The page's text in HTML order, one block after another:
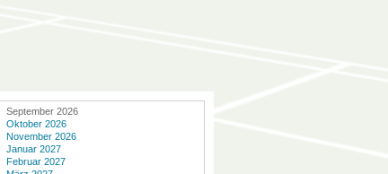
September 2026
Oktober 2026
November 2026
Januar 2027
Februar 2027